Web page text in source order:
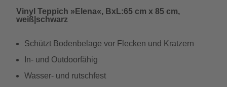
Vinyl Teppich »Elena«, BxL:65 cm x 85 cm,
weiß|schwarz
Schützt Bodenbelage vor Flecken und Kratzern
In- und Outdoorfähig
Wasser- und rutschfest